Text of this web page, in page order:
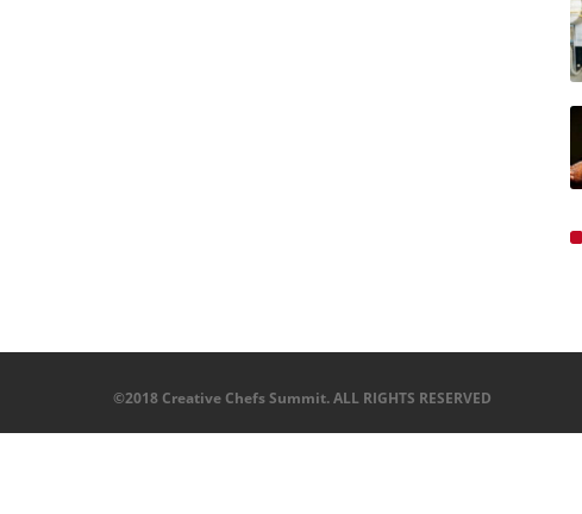
©2018 Creative Chefs Summit. ALL RIGHTS RESERVED